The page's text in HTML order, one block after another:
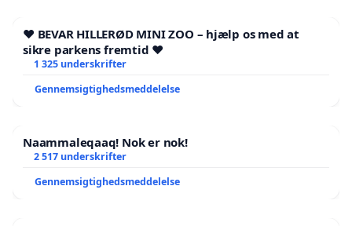
❤️ BEVAR HILLERØD MINI ZOO – hjælp os med at
sikre parkens fremtid ❤️
1 325 underskrifter
Gennemsigtighedsmeddelelse
Naammaleqaaq! Nok er nok!
2 517 underskrifter
Gennemsigtighedsmeddelelse